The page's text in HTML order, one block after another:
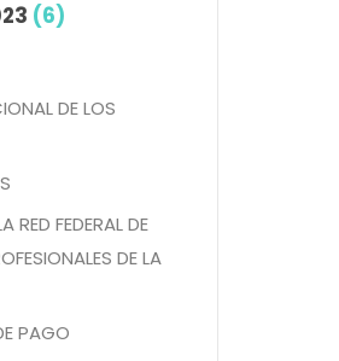
(6)
DE LOS
RED FEDERAL DE
DE LA
PAGO